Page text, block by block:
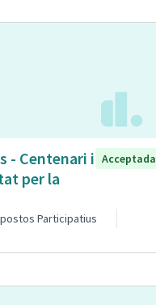
- Centenari i
per la
Acceptada
Participatius